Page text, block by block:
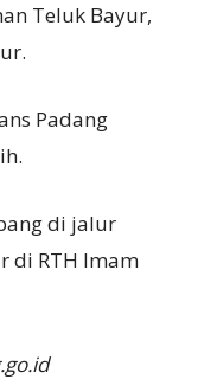
Teluk Bayur,
Padang
di jalur
di RTH Imam